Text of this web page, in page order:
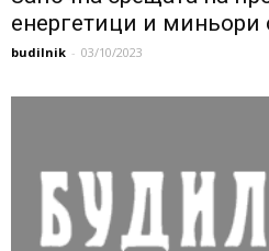
енергетици и миньори
budilnik - 03/10/2023